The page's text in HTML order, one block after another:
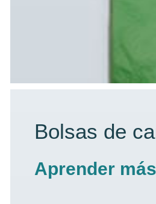
Bolsas de
Aprender más